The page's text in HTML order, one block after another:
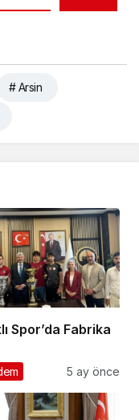
# Arsin
5 ay önce